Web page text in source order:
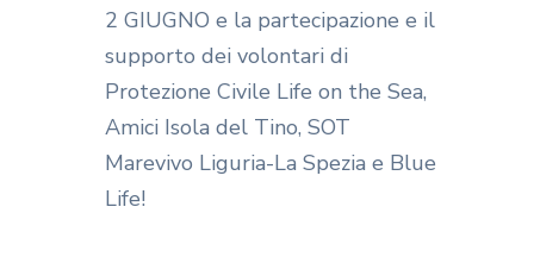
2 GIUGNO e la partecipazione e il
supporto dei volontari di
Protezione Civile Life on the Sea,
Amici Isola del Tino, SOT
Marevivo Liguria-La Spezia e Blue
Life!